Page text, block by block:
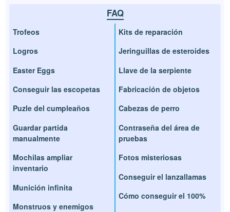
FAQ
Trofeos
Logros
Easter Eggs
Conseguir las escopetas
Puzle del cumpleaños
Guardar partida
manualmente
Mochilas ampliar
inventario
Munición infinita
Monstruos y enemigos
Kits de reparación
Jeringuillas de esteroides
Llave de la serpiente
Fabricación de objetos
Cabezas de perro
Contraseña del área de
pruebas
Fotos misteriosas
Conseguir el lanzallamas
Cómo conseguir el 100%